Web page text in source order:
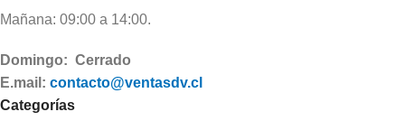
Mañana: 09:00 a 14:00.
Domingo: Cerrado
E.mail: contacto@ventasdv.cl
Categorías